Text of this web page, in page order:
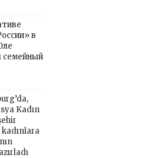
в
семейный
Kadın